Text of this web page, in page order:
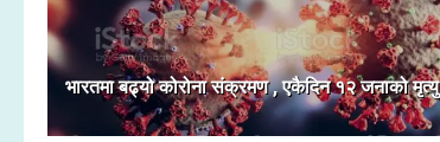
भारतमा बढ्यो कोरोना संक्रमण , एकैदिन १२ जनाको मृत्यु